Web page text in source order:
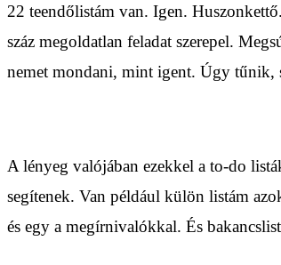
22 teendőlistám van. Igen.
száz megoldatlan feladat szerepel.
nemet mondani, mint igent. Úgy tűnik,
A lényeg valójában ezekkel a to-do
segítenek. Van például külön listám
és egy a megírnivalókkal. És